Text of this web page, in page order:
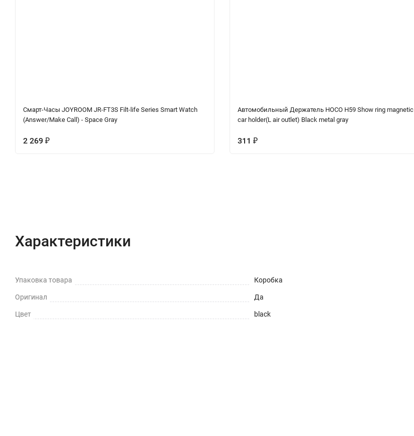
Смарт-Часы JOYROOM JR-FT3S Filt-life Series Smart Watch
(Answer/Make Call) - Space Gray
2 269 ₽
Автомобильный Держатель HOCO H59 Show ring magnetic
car holder(L air outlet) Black metal gray
311 ₽
Характеристики
Упаковка товара Коробка
Оригинал Да
Цвет black